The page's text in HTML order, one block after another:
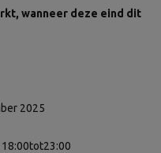
wanneer deze eind dit
2025
18:00tot23:00